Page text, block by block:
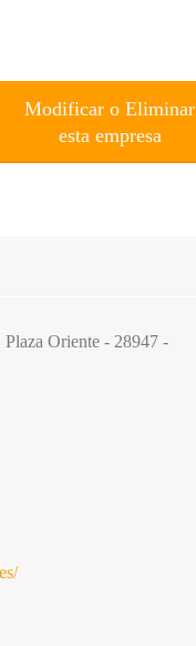
Modificar o Eliminar
esta empresa
Oriente - 28947 -